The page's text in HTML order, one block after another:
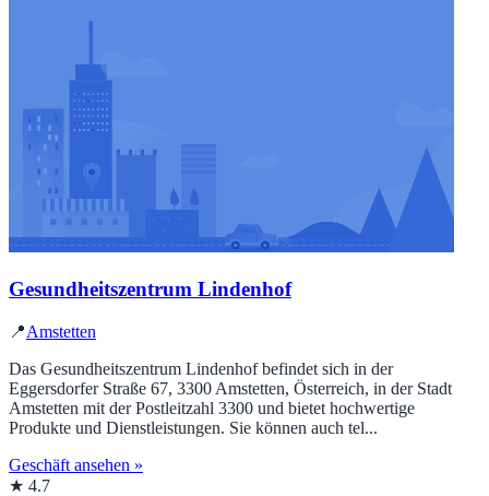
Gesundheitszentrum Lindenhof
📍Amstetten
Das Gesundheitszentrum Lindenhof befindet sich in der
Eggersdorfer Straße 67, 3300 Amstetten, Österreich, in der Stadt
Amstetten mit der Postleitzahl 3300 und bietet hochwertige
Produkte und Dienstleistungen. Sie können auch tel...
Geschäft ansehen »
★ 4.7